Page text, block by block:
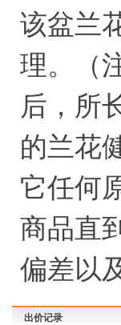
该盆兰
理。（
后，所
的兰花
它任何
商品直
偏差以
出价记录